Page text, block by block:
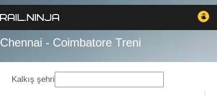
Chennai - Coimbatore Treni
Kalkış şehri